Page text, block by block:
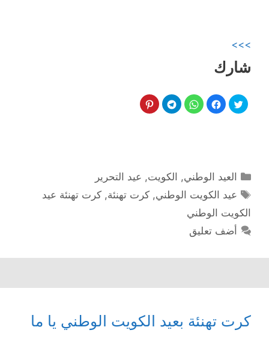
>>>
شارك
التصنيفات
العيد الوطني, الكويت, عيد التحرير
الوسوم
عيد الكويت الوطني,كرت تهنئة,كرت تهنئة عيد
الكويت الوطني
أضف تعليق
كرت تهنئة بعيد الكويت الوطني يا ما